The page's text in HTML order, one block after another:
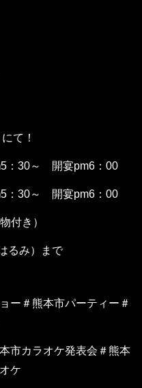
て！
：30～ 開宴pm6：00
：30～ 開宴pm6：00
付き）
るみ）まで
ー＃熊本市パーティー＃
市カラオケ発表会＃熊本
ケ